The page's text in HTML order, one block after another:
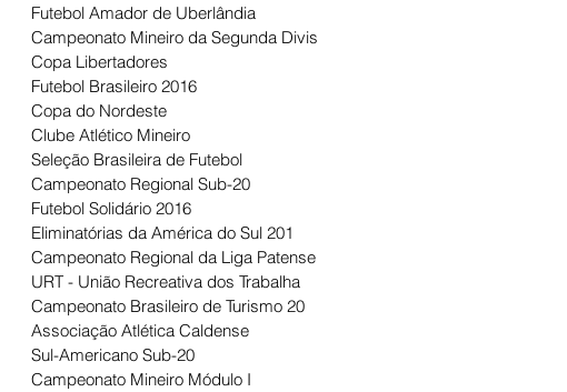
Futebol Amador de Uberlândia
Campeonato Mineiro da Segunda Divis
Copa Libertadores
Futebol Brasileiro 2016
Copa do Nordeste
Clube Atlético Mineiro
Seleção Brasileira de Futebol
Campeonato Regional Sub-20
Futebol Solidário 2016
Eliminatórias da América do Sul 201
Campeonato Regional da Liga Patense
URT - União Recreativa dos Trabalha
Campeonato Brasileiro de Turismo 20
Associação Atlética Caldense
Sul-Americano Sub-20
Campeonato Mineiro Módulo I